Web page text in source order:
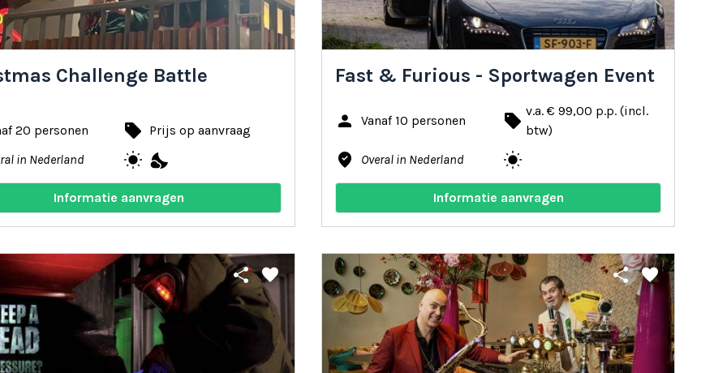
Challenge Battle
20 personen local_offer Prijs op aanvraag
in Nederland wb_sunny nights_stay
Informatie aanvragen
Fast & Furious - Sportwagen Event
person
Vanaf 10 personen local_offer v.a. € 99,00 p.p. (incl.
btw)
where_to_vote Overal in Nederland wb_sunny
Informatie aanvragen
share favorite share favorite